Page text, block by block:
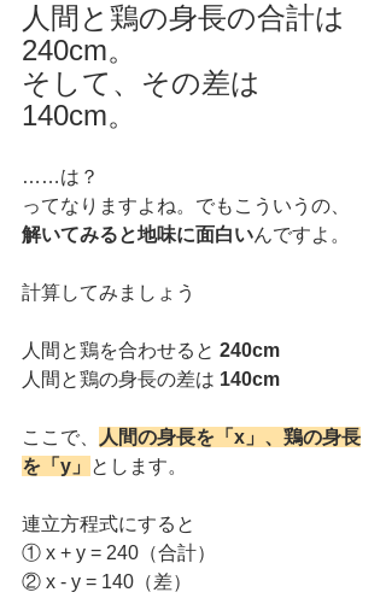
人間と鶏の身長の合計は
240cm。
そして、その差は
140cm。
……は？
ってなりますよね。でもこういうの、
解いてみると地味に面白いんですよ。
計算してみましょう
人間と鶏を合わせると 240cm
人間と鶏の身長の差は 140cm
ここで、
人間の身長を「x」、鶏の身長
を「y」
とします。
連立方程式にすると
① x + y = 240（合計）
② x - y = 140（差）